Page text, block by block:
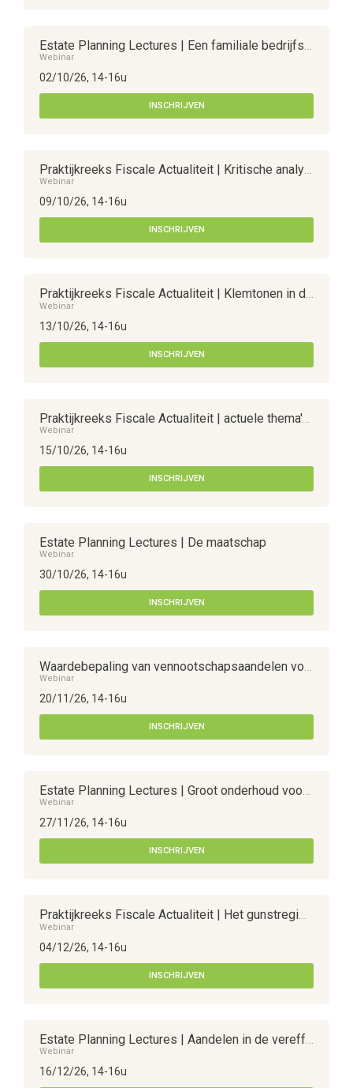
Estate Planning Lectures | Een familiale bedrijfsopvolging plannen
Webinar
02/10/26, 14-16u
INSCHRIJVEN
Praktijkreeks Fiscale Actualiteit | Kritische analyse van de nieuwe meerwaardebelasting
Webinar
09/10/26, 14-16u
INSCHRIJVEN
Praktijkreeks Fiscale Actualiteit | Klemtonen in de internationale fiscaliteit
Webinar
13/10/26, 14-16u
INSCHRIJVEN
Praktijkreeks Fiscale Actualiteit | actuele thema's inzake roerende voorheffing
Webinar
15/10/26, 14-16u
INSCHRIJVEN
Estate Planning Lectures | De maatschap
Webinar
30/10/26, 14-16u
INSCHRIJVEN
Waardebepaling van vennootschapsaandelen voor fiscale doeleinden | schenken, erven, meerwaardebelasting
Webinar
20/11/26, 14-16u
INSCHRIJVEN
Estate Planning Lectures | Groot onderhoud voor uw successieplanning - een onmisbare juridische check-up
Webinar
27/11/26, 14-16u
INSCHRIJVEN
Praktijkreeks Fiscale Actualiteit | Het gunstregime voor Auteursrechten
Webinar
04/12/26, 14-16u
INSCHRIJVEN
Webinar
16/12/26, 14-16u